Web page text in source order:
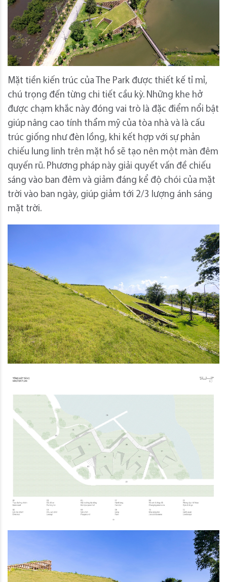
Mặt tiền kiến ​​trúc của The Park được thiết kế tỉ mỉ,
chú trọng đến từng chi tiết cầu kỳ. Những khe hở
được chạm khắc này đóng vai trò là đặc điểm nổi bật
giúp nâng cao tính thẩm mỹ của tòa nhà và là cấu
trúc giống như đèn lồng, khi kết hợp với sự phản
chiếu lung linh trên mặt hồ sẽ tạo nên một màn đêm
quyến rũ. Phương pháp này giải quyết vấn đề chiếu
sáng vào ban đêm và giảm đáng kể độ chói của mặt
trời vào ban ngày, giúp giảm tới 2/3 lượng ánh sáng
mặt trời.